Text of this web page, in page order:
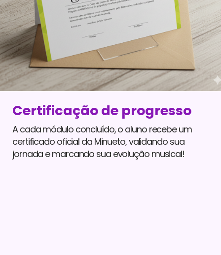
Certificação de progresso
A cada módulo concluído, o aluno recebe um
certificado oficial da Minueto, validando sua
jornada e marcando sua evolução musical!